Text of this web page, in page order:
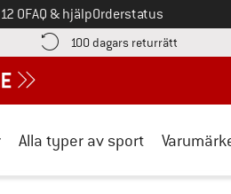
0FAQ & hjälpOrderstatus
här! Öppnas i en inforuta
100 dagars returrätt Gå till
Alla typer av sport